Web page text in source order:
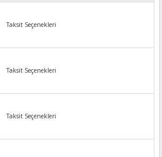
Taksit Seçenekleri
Taksit Seçenekleri
Taksit Seçenekleri